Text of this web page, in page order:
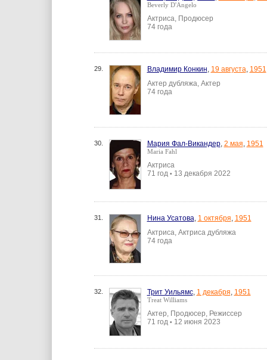
Beverly D'Angelo
Актриса, Продюсер
74 года
29. Владимир Конкин, 19 августа, 1951
Актер дубляжа, Актер
74 года
30. Мария Фал-Викандер, 2 мая, 1951
Maria Fahl
Актриса
71 год • 13 декабря 2022
31. Нина Усатова, 1 октября, 1951
Актриса, Актриса дубляжа
74 года
32. Трит Уильямс, 1 декабря, 1951
Treat Williams
Актер, Продюсер, Режиссер
71 год • 12 июня 2023